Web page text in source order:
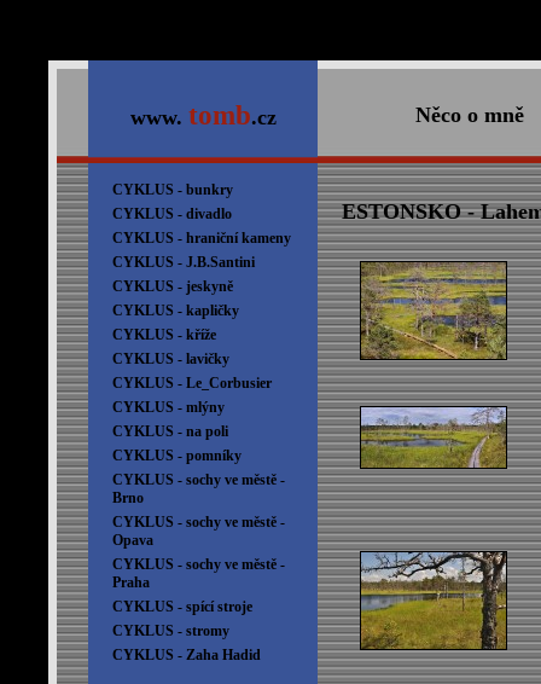
www. tomb.cz Něco o mně
CYKLUS - bunkry
CYKLUS - divadlo
CYKLUS - hraniční kameny
CYKLUS - J.B.Santini
CYKLUS - jeskyně
CYKLUS - kapličky
CYKLUS - kříže
CYKLUS - lavičky
CYKLUS - Le_Corbusier
CYKLUS - mlýny
CYKLUS - na poli
CYKLUS - pomníky
CYKLUS - sochy ve městě -
Brno
CYKLUS - sochy ve městě -
Opava
CYKLUS - sochy ve městě -
Praha
CYKLUS - spící stroje
CYKLUS - stromy
CYKLUS - Zaha Hadid
ESTONSKO -